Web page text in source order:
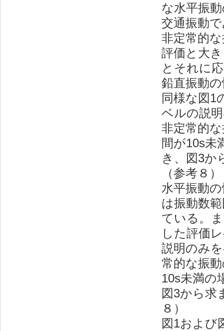
な水平振
交通振動
非定常的
評価と大
とそれに
鉛直振動
同様な図1
ベルの説
非定常的
間が10s未
き、図3か
（参考８）
水平振動
は振動数
ている。
した評価
説明のみ
常的な振
10s未満の
図3から求
８）
図1および